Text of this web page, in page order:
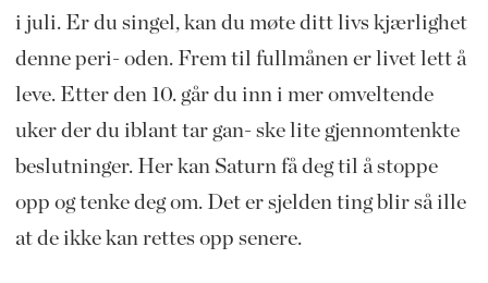
i juli. Er du singel, kan du møte ditt livs kjærlighet
denne peri- oden. Frem til fullmånen er livet lett å
leve. Etter den 10. går du inn i mer omveltende
uker der du iblant tar gan- ske lite gjennomtenkte
beslutninger. Her kan Saturn få deg til å stoppe
opp og tenke deg om. Det er sjelden ting blir så ille
at de ikke kan rettes opp senere.